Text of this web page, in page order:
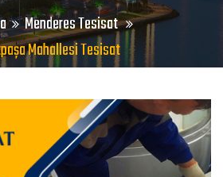
Menderes Tesisat
Mahallesi Tesisat